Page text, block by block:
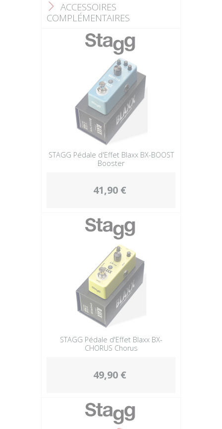
F ACCESSOIRES
COMPLÉMENTAIRES
STAGG Pédale d'Effet Blaxx BX-BOOST
Booster
41,90 €
STAGG Pédale d'Effet Blaxx BX-
CHORUS Chorus
49,90 €